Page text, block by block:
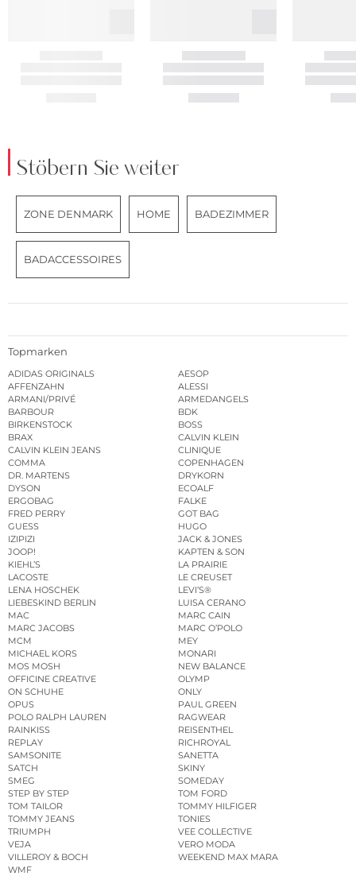
Stöbern Sie weiter
ZONE DENMARK HOME BADEZIMMER
BADACCESSOIRES
Topmarken
ADIDAS ORIGINALS
AESOP
AFFENZAHN
ALESSI
ARMANI/PRIVÉ
ARMEDANGELS
BARBOUR
BDK
BIRKENSTOCK
BOSS
BRAX
CALVIN KLEIN
CALVIN KLEIN JEANS
CLINIQUE
COMMA
COPENHAGEN
DR. MARTENS
DRYKORN
DYSON
ECOALF
ERGOBAG
FALKE
FRED PERRY
GOT BAG
GUESS
HUGO
IZIPIZI
JACK & JONES
JOOP!
KAPTEN & SON
KIEHL’S
LA PRAIRIE
LACOSTE
LE CREUSET
LENA HOSCHEK
LEVI’S®
LIEBESKIND BERLIN
LUISA CERANO
MAC
MARC CAIN
MARC JACOBS
MARC O’POLO
MCM
MEY
MICHAEL KORS
MONARI
MOS MOSH
NEW BALANCE
OFFICINE CREATIVE
OLYMP
ON SCHUHE
ONLY
OPUS
PAUL GREEN
POLO RALPH LAUREN
RAGWEAR
RAINKISS
REISENTHEL
REPLAY
RICHROYAL
SAMSONITE
SANETTA
SATCH
SKINY
SMEG
SOMEDAY
STEP BY STEP
TOM FORD
TOM TAILOR
TOMMY HILFIGER
TOMMY JEANS
TONIES
TRIUMPH
VEE COLLECTIVE
VEJA
VERO MODA
VILLEROY & BOCH
WEEKEND MAX MARA
WMF